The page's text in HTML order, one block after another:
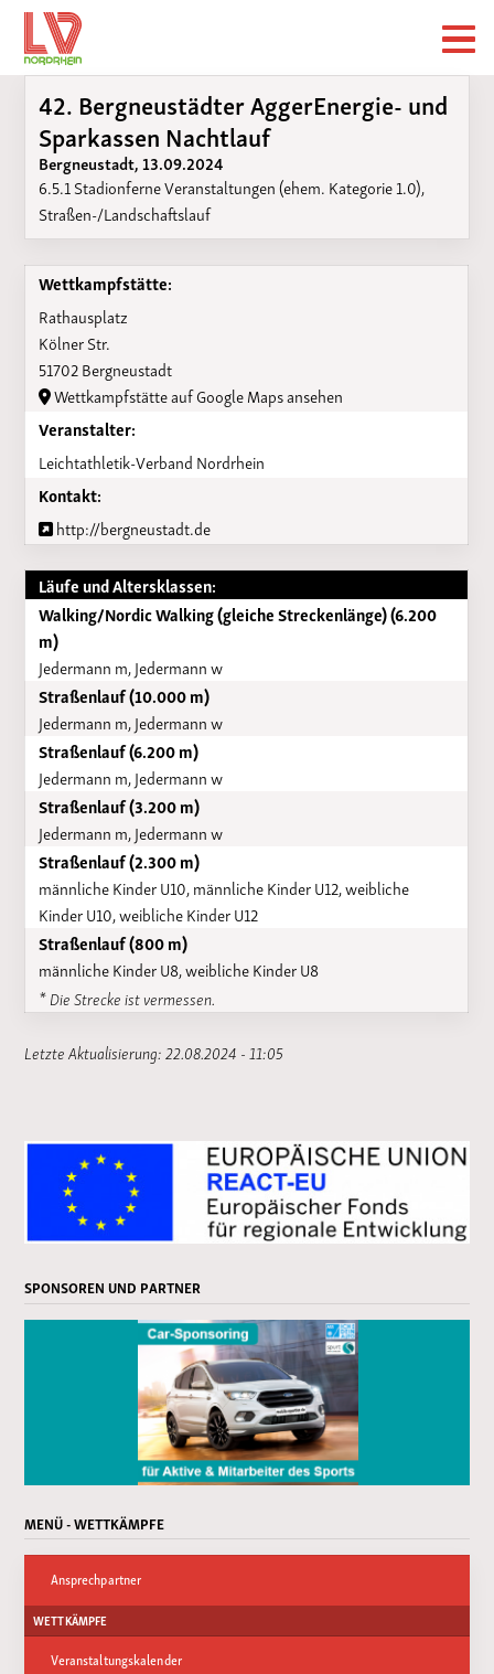
42. Bergneustädter AggerEnergie- und
Sparkassen Nachtlauf
Bergneustadt, 13.09.2024
6.5.1 Stadionferne Veranstaltungen (ehem. Kategorie 1.0),
Straßen-/Landschaftslauf
Wettkampfstätte:
Rathausplatz
Kölner Str.
51702 Bergneustadt
Wettkampfstätte auf Google Maps ansehen
Veranstalter:
Leichtathletik-Verband Nordrhein
Kontakt:
http://bergneustadt.de
Läufe und Altersklassen:
Walking/Nordic Walking (gleiche Streckenlänge) (6.200
m)
Jedermann m, Jedermann w
Straßenlauf (10.000 m)
Jedermann m, Jedermann w
Straßenlauf (6.200 m)
Jedermann m, Jedermann w
Straßenlauf (3.200 m)
Jedermann m, Jedermann w
Straßenlauf (2.300 m)
männliche Kinder U10, männliche Kinder U12, weibliche
Kinder U10, weibliche Kinder U12
Straßenlauf (800 m)
männliche Kinder U8, weibliche Kinder U8
* Die Strecke ist vermessen.
Letzte Aktualisierung: 22.08.2024 - 11:05
SPONSOREN UND PARTNER
MENÜ - WETTKÄMPFE
Ansprechpartner
WETTKÄMPFE
Veranstaltungskalender